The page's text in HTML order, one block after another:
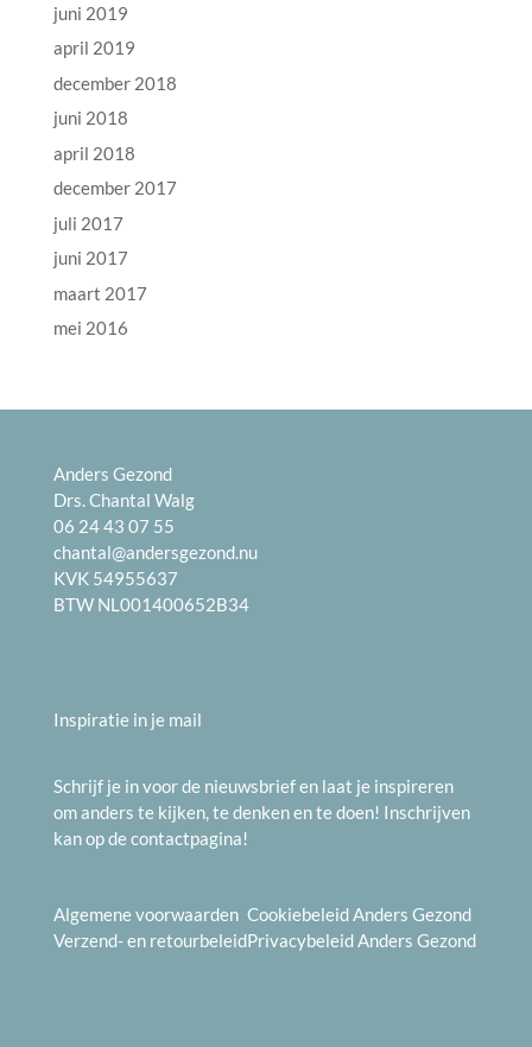
juni 2019
april 2019
december 2018
juni 2018
april 2018
december 2017
juli 2017
juni 2017
maart 2017
mei 2016
Anders Gezond
Drs. Chantal Walg
06 24 43 07 55
chantal@andersgezond.nu
KVK 54955637
BTW NL001400652B34
Inspiratie in je mail
Schrijf je in voor de nieuwsbrief en laat je inspireren
om anders te kijken, te denken en te doen! Inschrijven
kan op decontactpagina!
Algemene voorwaarden
Verzend- en retourbeleid
CookiebeleidAnders Gezond
PrivacybeleidAnders Gezond